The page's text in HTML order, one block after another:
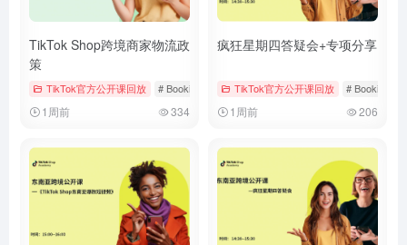
TikTok Shop跨境商家物流政
策
TikTok官方公开课回放 # Bookings & Vouchers # tiktok # 厨房用品
1周前 334
疯狂星期四答疑会+专项分享
TikTok官方公开课回放 # Bookings
1周前 206